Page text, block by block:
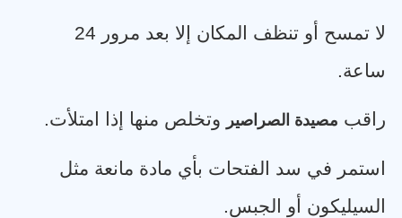
لا تمسح أو تنظف المكان إلا بعد مرور 24
ساعة.
راقب مصيدة الصراصير وتخلص منها إذا امتلأت.
استمر في سد الفتحات بأي مادة مانعة مثل
السيليكون أو الجبس.